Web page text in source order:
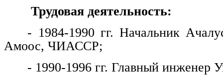
Трудовая деятельность:
- 1984-1990 гг. Начальник
Амоос, ЧИАССР;
- 1990-1996 гг. Главный